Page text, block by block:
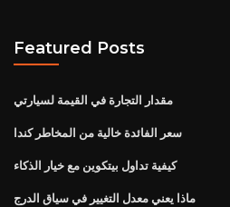
Featured Posts
مقدار التجارة في القيمة لسيارتي
سعر الفائدة خالية من المخاطر كندا
كيفية تداول بيتكوين مع خيار الذكاء
ماذا يعني معدل التغيير في سياق الدرج